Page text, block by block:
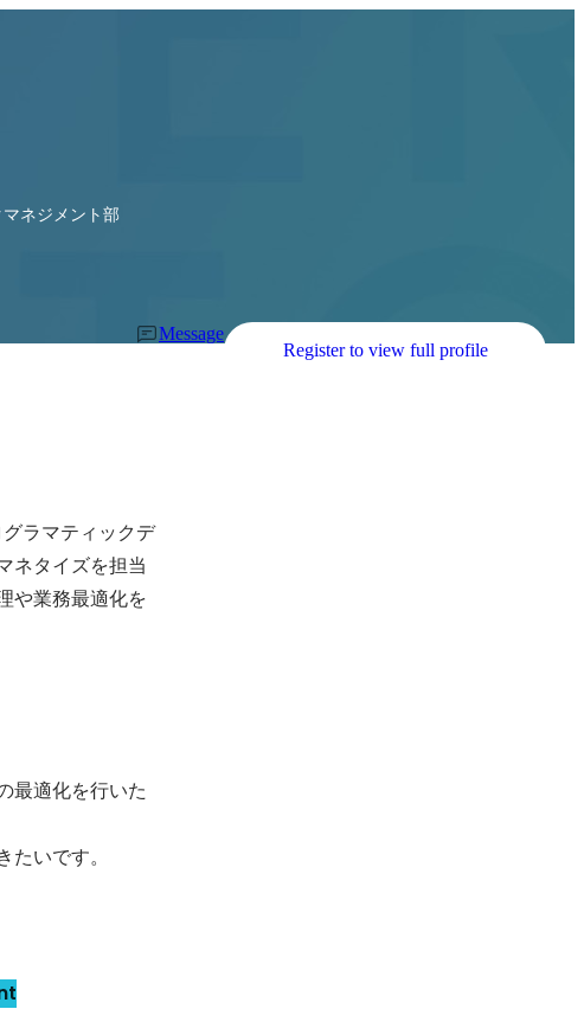
ネジメント部
Message
Register to view full profile
ラマティックデ
ネタイズを担当
や業務最適化を
最適化を行いた
いです。